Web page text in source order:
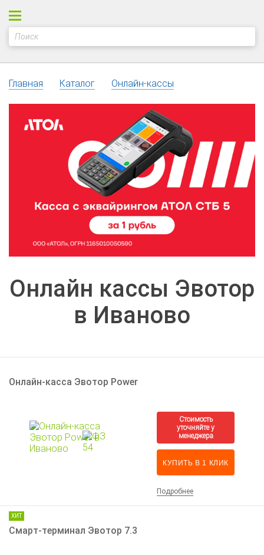
Главная Каталог Онлайн-кассы
Онлайн кассы Эвотор
в Иваново
Онлайн-касса Эвотор Power
КУПИТЬ В 1 КЛИК
Подробнее
ХИТ
Смарт-терминал Эвотор 7.3